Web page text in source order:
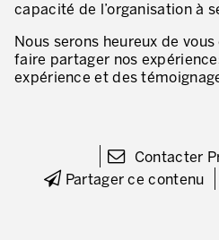
Développement des managers et
Développement d’équipe
Développer la culture de
ACTIVITÉS DE SERVICE
20 ans d’expérience Lean dans les
capacité de l’organisation à
Nous serons heureux de
faire partager nos
expérience et des
Contacter
Partager ce contenu